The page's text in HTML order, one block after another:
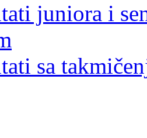
juniora i
sa